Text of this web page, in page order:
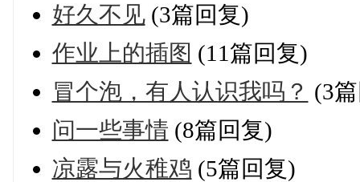
好久不见(3篇回复)
作业上的插图 (11篇回复)
冒个泡，有人认识我吗？ (3
问一些事情 (8篇回复)
凉露与火稚鸡 (5篇回复)